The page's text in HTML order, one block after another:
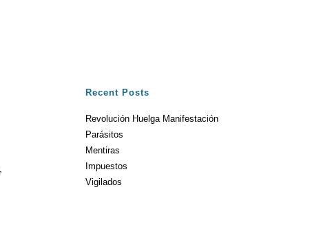
Recent Posts
Revolución Huelga Manifestación
Parásitos
Mentiras
Impuestos
Vigilados